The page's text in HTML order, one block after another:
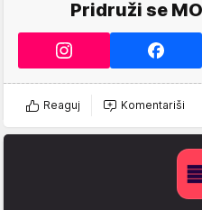
Pridruži se
Reaguj Komentariši